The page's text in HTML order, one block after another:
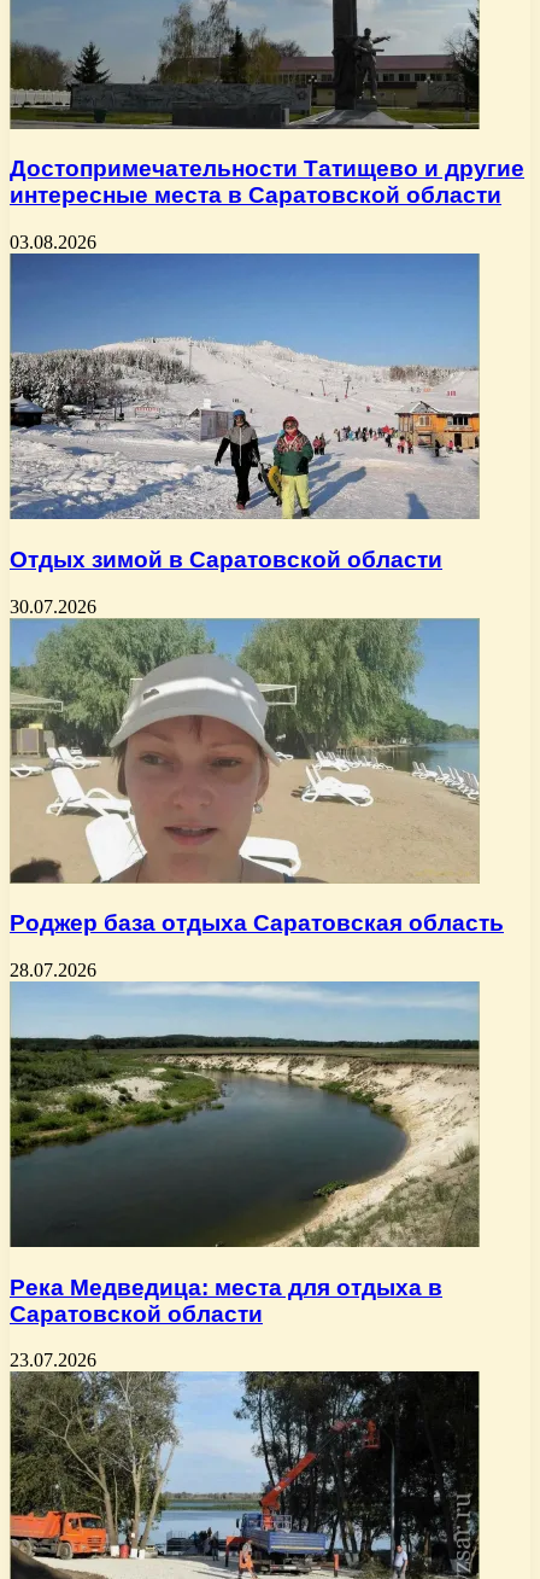
Достопримечательности Татищево и другие
интересные места в Саратовской области
03.08.2026
Отдых зимой в Саратовской области
30.07.2026
Роджер база отдыха Саратовская область
28.07.2026
Река Медведица: места для отдыха в
Саратовской области
23.07.2026